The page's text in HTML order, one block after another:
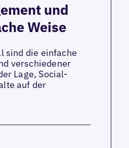
und
Weise
sind die einfache
verschiedener
Lage, Social-
auf der